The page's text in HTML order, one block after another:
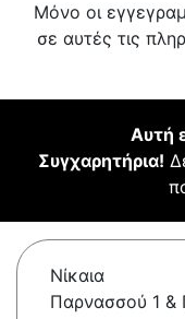
Μόνο οι
σε αυτές τις
Αυτή
Συγχαρητήρια!
Νίκαια
Παρνασσού 1 &